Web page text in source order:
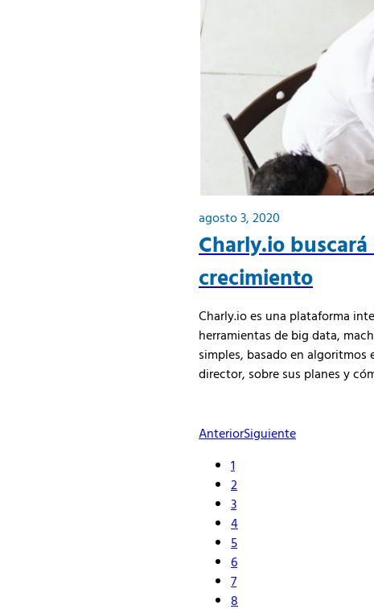
agosto 3, 2020
Charly.io
crecimiento
Charly.io es una plataforma
herramientas de big data,
simples, basado en algoritmos
director, sobre sus planes y
AnteriorSiguiente
1
2
3
4
5
6
7
8